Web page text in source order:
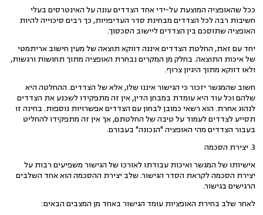
ככל שהאופציה המוצעת על-ידי אחד הצדדים עונה על האינטרסים בעלי
חשיבות רבה לכל הצדדים מבחינת סדר העדיפויות, כך רבים סיכוייה להיות
האופציה שתוסכם בין הצדדים ליישוב הסכסוך.
יחד עם זאת, החלטת הצדדים איננה דווקא תוצאה של מעין חישוב אריתמטי
של איכות התוצאה. בחלק מן המקרים נבחרת האופציה מתוך תחושות ורגשות,
ולאו דווקא מתוך היגיון צרוף.
חשוב שהמגשר יזכור כי הגישור איננו שלו, אלא של הצדדים. ההחלטה היא
שלהם וכל עוד היא עומדת במבחן הדין, אין זה מתפקידו לשכנע את הצדדים
לנהוג אחרת. הוא רשאי כמובן לבחון עם הצדדים אפשרויות נוספות. בחינה זו
תסייע לצדדים לעמוד על טיבה של החלטתם, אך אין זה מתפקידו להחליט
בעבור הצדדים מהי האופציה "הנכונה" בעבורם.
3. יצירת הסכמה
אישיותו של המגשר ואיכות עבודתו לאורכו של הגישור משפיעים רבות על
יצירת הסכמה לקראת הסדר הגישור. שלב יצירת ההסכמה הוא אחד השלבים
הרגישים בגישור.
לאחר שלב בחירת האופציות עומד הגישור באחד מן המצבים הבאים: